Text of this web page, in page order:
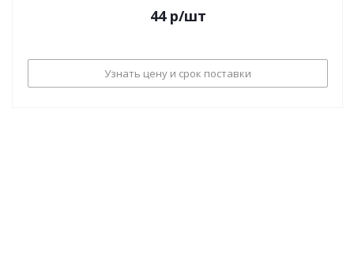
44р/шт
Узнать цену и срок поставки